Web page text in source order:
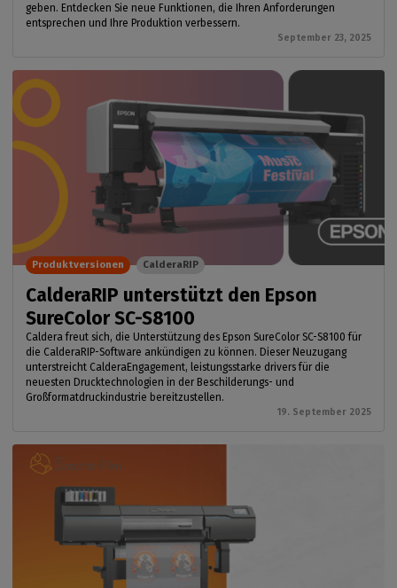
geben. Entdecken Sie neue Funktionen, die Ihren Anforderungen
entsprechen und Ihre Produktion verbessern.
September 23, 2025
CalderaRIP unterstützt den Epson
SureColor SC-S8100
Caldera freut sich, die Unterstützung des Epson SureColor SC-S8100 für
die CalderaRIP-Software ankündigen zu können. Dieser Neuzugang
unterstreicht CalderaEngagement, leistungsstarke drivers für die
neuesten Drucktechnologien in der Beschilderungs- und
Großformatdruckindustrie bereitzustellen.
19. September 2025
Produktversionen CalderaRIP